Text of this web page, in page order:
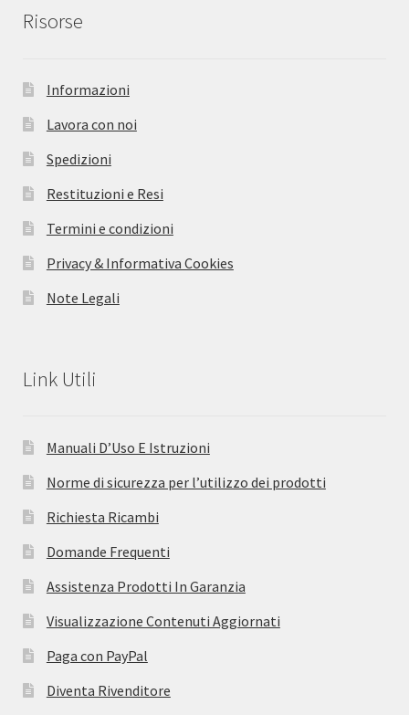
Risorse
Informazioni
Lavora con noi
Spedizioni
Restituzioni e Resi
Termini e condizioni
Privacy & Informativa Cookies
Note Legali
Link Utili
Manuali D’Uso E Istruzioni
Norme di sicurezza per l’utilizzo dei prodotti
Richiesta Ricambi
Domande Frequenti
Assistenza Prodotti In Garanzia
Visualizzazione Contenuti Aggiornati
Paga con PayPal
Diventa Rivenditore